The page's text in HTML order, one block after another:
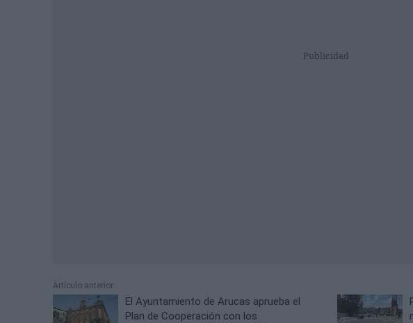
Publicidad
Artículo anterior
El Ayuntamiento de Arucas aprueba el
Plan de Cooperación con los